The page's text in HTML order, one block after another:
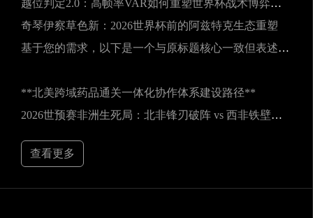
越位判定2.0：高帧率VAR如何重塑世界杯战术博弈规则
奇琴伊察草色新：2026世界杯前的阿兹特克生态重塑
基于您的需求，以下是一个与原标题核心一致但表述不同的新标题：
**北美跨域药品通关一体化协作体系建设路径**
2026世预赛非洲生死局：北非锋刃破阵 vs 西非铁壁封喉
查看更多